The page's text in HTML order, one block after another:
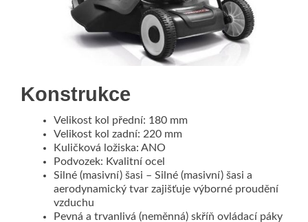
Konstrukce
Velikost kol přední: 180 mm
Velikost kol zadní: 220 mm
Kuličková ložiska: ANO
Podvozek: Kvalitní ocel
Silné (masivní) šasi – Silné (masivní) šasi a
aerodynamický tvar zajišťuje výborné proudění
vzduchu
Pevná a trvanlivá (neměnná) skříň ovládací páky